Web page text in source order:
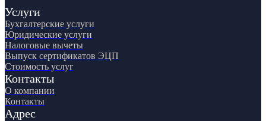
Услуги
Бухгалтерские услуги
Юридические услуги
Налоговые вычеты
Выпуск сертификатов ЭЦП
Стоимость услуг
Контакты
О компании
Контакты
Адрес